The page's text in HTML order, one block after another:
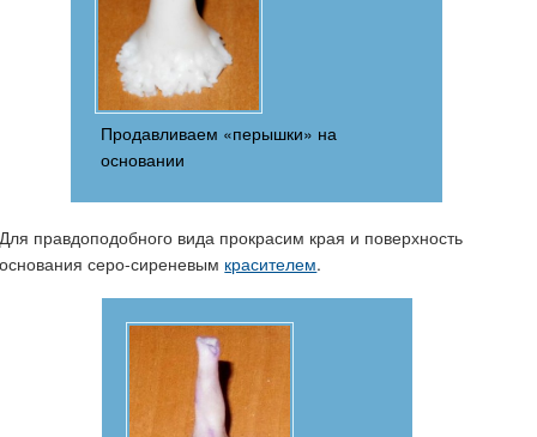
Продавливаем «перышки» на
основании
Для правдоподобного вида прокрасим края и поверхность
основания серо-сиреневым красителем.